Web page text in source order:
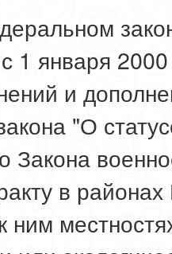
1 января
и
"О
Закона
в
ним